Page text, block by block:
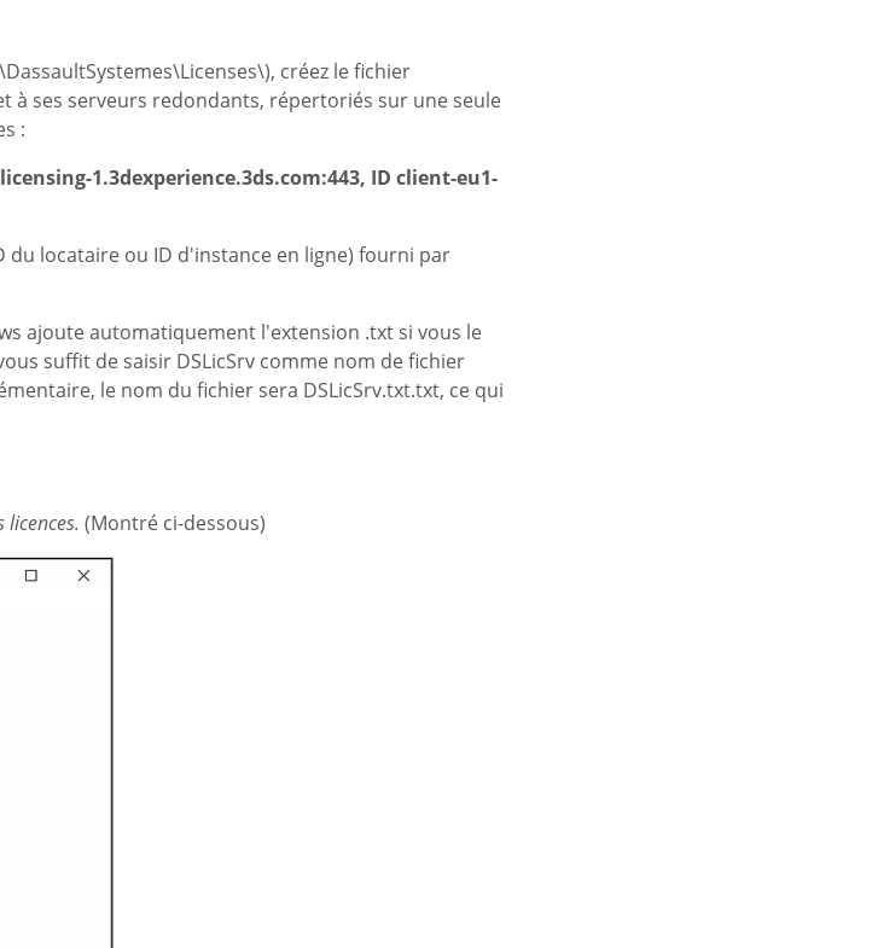
créez le fichier
à ses serveurs redondants, répertoriés sur une seule
:
1.3dexperience.3ds.com:443, ID client-eu1-
du locataire ou ID d'instance en ligne) fourni par
ajoute automatiquement l'extension .txt si vous le
suffit de saisir DSLicSrv comme nom de fichier
le nom du fichier sera DSLicSrv.txt.txt, ce qui
(Montré ci-dessous)